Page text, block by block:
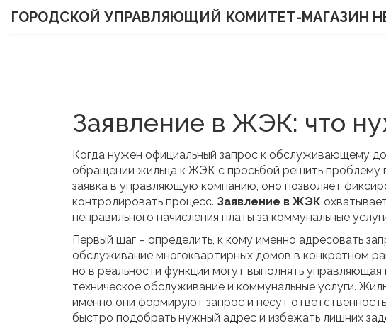
ГОРОДСКОЙ УПРАВЛЯЮЩИЙ КОМИТЕТ-МАГАЗИН
Заявление в ЖЭК: что
Когда нужен официальный запрос к обслуживающему
обращении жильца к ЖЭК с просьбой решить проблему
заявка в управляющую компанию, оно позволяет
контролировать процесс. Заявление в ЖЭК
неправильного начисления платы за коммунальные
Первый шаг – определить, к кому именно адресовать
обслуживание многоквартирных домов в конкретном
но в реальности функции могут выполнять управляющая
техническое обслуживание и коммунальные услуги.
именно они формируют запрос и несут
быстро подобрать нужный адрес и избежать лишних